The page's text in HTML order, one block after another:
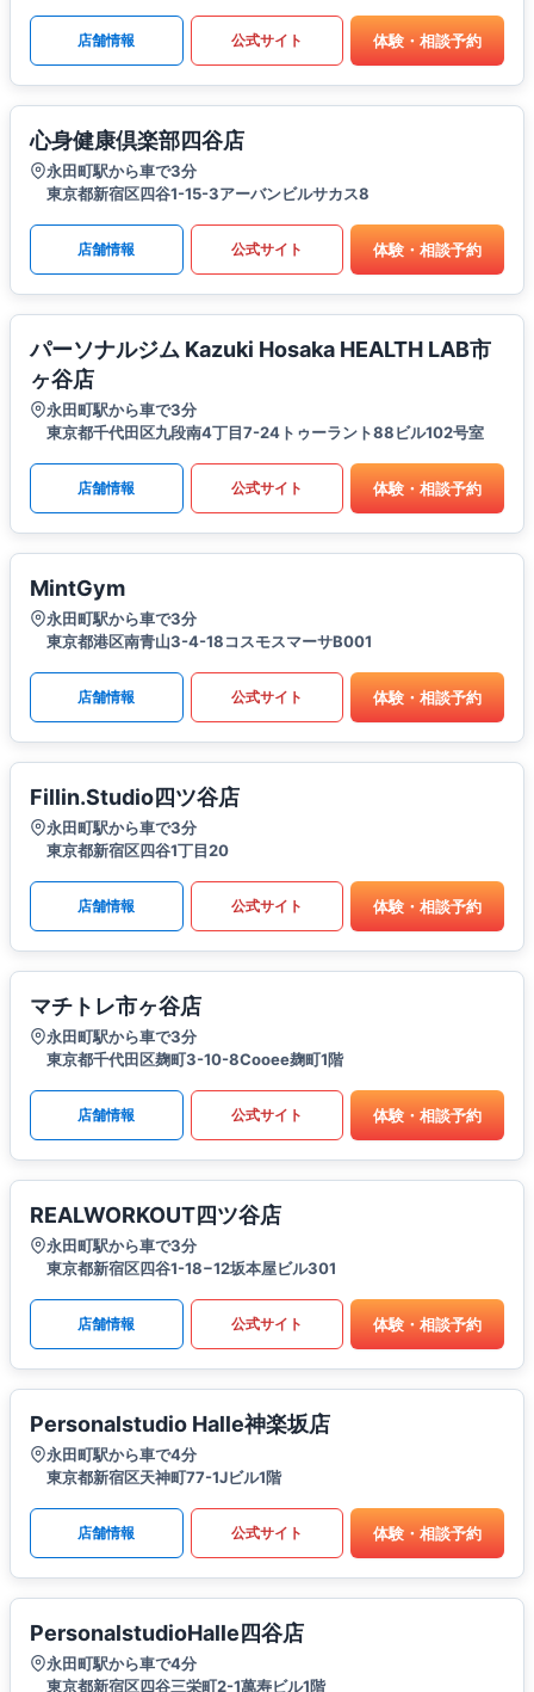
店舗情報 公式サイト 体験・相談予約
心身健康倶楽部四谷店
永田町駅から車で3分
東京都新宿区四谷1-15-3アーバンビルサカス8
店舗情報 公式サイト 体験・相談予約
パーソナルジム Kazuki Hosaka HEALTH LAB市
ヶ谷店
永田町駅から車で3分
東京都千代田区九段南4丁目7-24トゥーラント88ビル102号室
店舗情報 公式サイト 体験・相談予約
MintGym
永田町駅から車で3分
東京都港区南青山3-4-18コスモスマーサB001
店舗情報 公式サイト 体験・相談予約
Fillin.Studio四ツ谷店
永田町駅から車で3分
東京都新宿区四谷1丁目20
店舗情報 公式サイト 体験・相談予約
マチトレ市ヶ谷店
永田町駅から車で3分
東京都千代田区麹町3-10-8Cooee麹町1階
店舗情報 公式サイト 体験・相談予約
REALWORKOUT四ツ谷店
永田町駅から車で3分
東京都新宿区四谷1-18−12坂本屋ビル301
店舗情報 公式サイト 体験・相談予約
Personalstudio Halle神楽坂店
永田町駅から車で4分
東京都新宿区天神町77-1Jビル1階
店舗情報 公式サイト 体験・相談予約
PersonalstudioHalle四谷店
永田町駅から車で4分
東京都新宿区四谷三栄町2-1萬寿ビル1階